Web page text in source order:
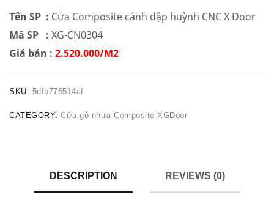
Tên SP : Cửa Composite cánh dập huỳnh CNC X Door
Mã SP : XG-CN0304
Giá bán : 2.520.000/M2
SKU: 5dfb776514af
CATEGORY: Cửa gỗ nhựa Composite XGDoor
DESCRIPTION REVIEWS (0)